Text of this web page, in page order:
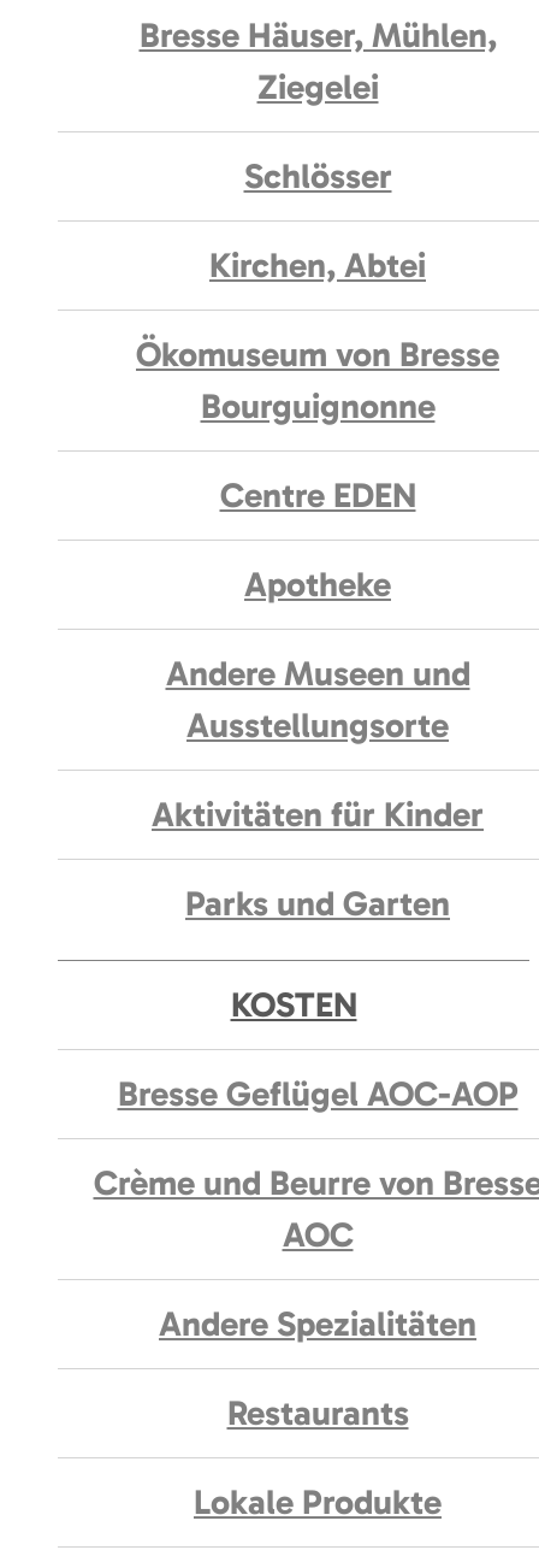
Bresse Häuser, Mühlen,
Ziegelei
Schlösser
Kirchen, Abtei
Ökomuseum von Bresse
Bourguignonne
Centre EDEN
Apotheke
Andere Museen und
Ausstellungsorte
Aktivitäten für Kinder
Parks und Garten
KOSTEN
Bresse Geflügel AOC-AOP
Crème und Beurre von
AOC
Andere Spezialitäten
Restaurants
Lokale Produkte